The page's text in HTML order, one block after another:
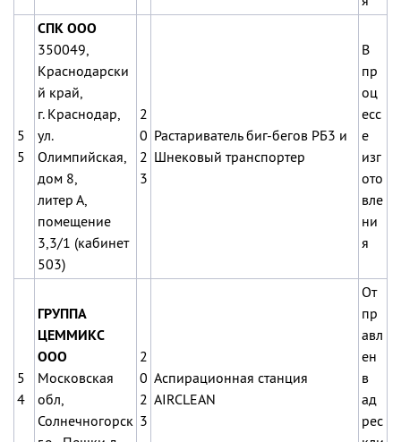
5
5
СПК ООО
350049,
Краснодарски
й край,
г. Краснодар,
ул.
Олимпийская,
дом 8,
литер А,
помещение
3,3/1 (кабинет
503)
2
0
2
3
Растариватель биг-бегов РБ3 и
Шнековый транспортер
В
пр
оц
есс
е
изг
ото
вле
ни
я
5
4
ГРУППА
ЦЕММИКС
ООО
Московская
обл,
Солнечногорск
2
0
2
3
Аспирационная станция
AIRCLEAN
От
пр
авл
ен
в
ад
рес